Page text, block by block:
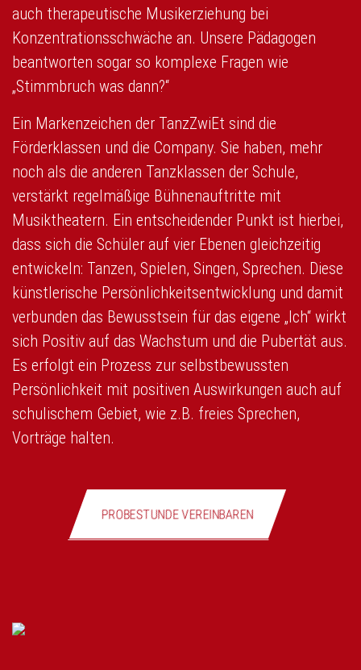
auch therapeutische Musikerziehung bei
Konzentrationsschwäche an. Unsere Pädagogen
beantworten sogar so komplexe Fragen wie
„Stimmbruch was dann?“
Ein Markenzeichen der TanzZwiEt sind die
Förderklassen und die Company. Sie haben, mehr
noch als die anderen Tanzklassen der Schule,
verstärkt regelmäßige Bühnenauftritte mit
Musiktheatern. Ein entscheidender Punkt ist hierbei,
dass sich die Schüler auf vier Ebenen gleichzeitig
entwickeln: Tanzen, Spielen, Singen, Sprechen. Diese
künstlerische Persönlichkeitsentwicklung und damit
verbunden das Bewusstsein für das eigene „Ich“ wirkt
sich Positiv auf das Wachstum und die Pubertät aus.
Es erfolgt ein Prozess zur selbstbewussten
Persönlichkeit mit positiven Auswirkungen auch auf
schulischem Gebiet, wie z.B. freies Sprechen,
Vorträge halten.
PROBESTUNDE VEREINBAREN